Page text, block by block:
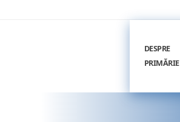
DESPRE
PRIMĂRIE